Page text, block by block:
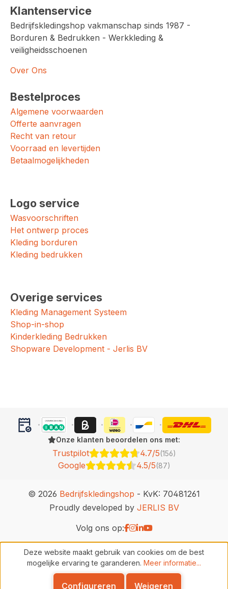
Klantenservice
Bedrijfskledingshop vakmanschap sinds 1987 -
Borduren & Bedrukken - Werkkleding &
veiligheidsschoenen
Over Ons
Bestelproces
Algemene voorwaarden
Offerte aanvragen
Recht van retour
Voorraad en levertijden
Betaalmogelijkheden
Logo service
Wasvoorschriften
Het ontwerp proces
Kleding borduren
Kleding bedrukken
Overige services
Kleding Management Systeem
Shop-in-shop
Kinderkleding Bedrukken
Shopware Development - Jerlis BV
Onze klanten beoordelen ons met:
Trustpilot 4.7/5(156)
Google 4.5/5(87)
© 2026 Bedrijfskledingshop - KvK: 70481261
Proudly developed by JERLIS BV
Volg ons op:
Deze website maakt gebruik van cookies om de best
mogelijke ervaring te garanderen. Meer informatie...
Weigeren
Configureren